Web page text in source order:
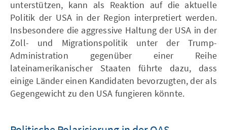
unterstützen, kann als Reaktion auf die aktuelle
Politik der USA in der Region interpretiert werden.
Insbesondere die aggressive Haltung der USA in der
Zoll- und Migrationspolitik unter der Trump-
Administration gegenüber einer Reihe
lateinamerikanischer Staaten führte dazu, dass
einige Länder einen Kandidaten bevorzugten, der als
Gegengewicht zu den USA fungieren könnte.